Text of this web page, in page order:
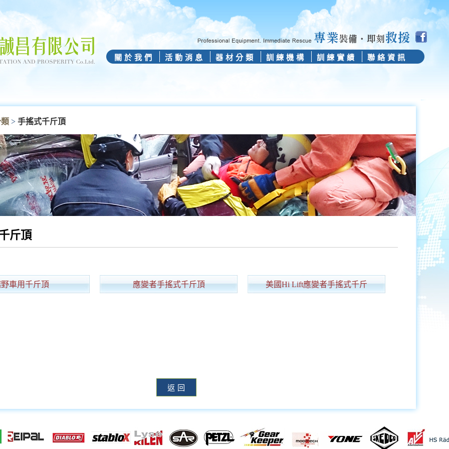
關於我們 活動消息 器材分類 訓練機構 訓練實績 聯絡資訊
> 手搖式千斤頂
斤頂
車用千斤頂 應變者手搖式千斤頂 美國Hi Lift應變者手搖式千斤